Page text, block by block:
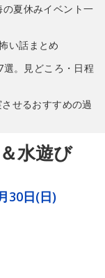
夏休みイベント一
い話まとめ
選。見どころ・日程
せるおすすめの過
水遊び
30日(日)